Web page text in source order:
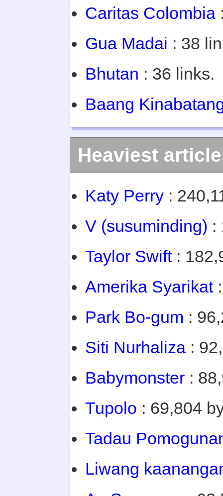
Caritas Colombia
Gua Madai : 38
Bhutan : 36 links.
Baang
Heaviest
Katy Perry :
V (susuminding) :
Taylor Swift:
Amerika Syarikat:
Park Bo-gum :
Siti Nurhaliza :
Babymonster :
Tupolo : 69,804
Tadau
Liwang